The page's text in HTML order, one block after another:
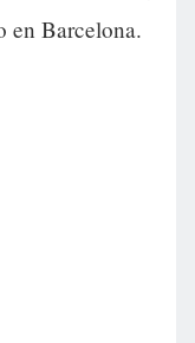
en Barcelona.